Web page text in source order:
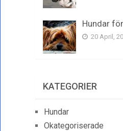
Hundar
20 April,
KATEGORIER
Hundar
Okategoriserade